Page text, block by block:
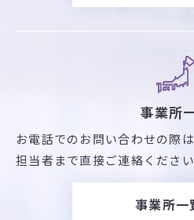
事業所
お電話でのお問い合わせの際
担当者まで直接ご連絡ください
事業所一